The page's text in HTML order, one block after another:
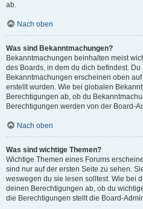
ab.
Nach oben
Was sind Bekanntmachungen?
Bekanntmachungen beinhalten meist
des Boards, in dem du dich befindest.
Bekanntmachungen erscheinen oben
erstellt wurden. Wie bei globalen
Berechtigungen ab, ob du
Berechtigungen werden von der Board-
Nach oben
Was sind wichtige Themen?
Wichtige Themen eines Forums
sind nur auf der ersten Seite zu sehen.
weswegen du sie lesen solltest. Wie bei
deinen Berechtigungen ab, ob du
die Berechtigungen stellt die Board-